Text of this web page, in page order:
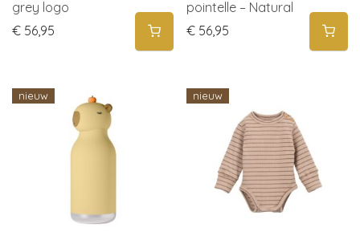
grey logo
€ 56,95
pointelle – Natural
€ 56,95
nieuw nieuw